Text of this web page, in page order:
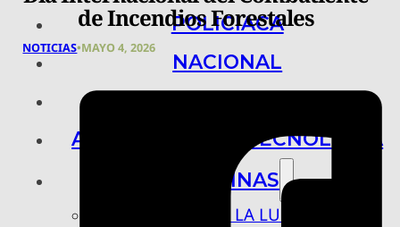
POLICIACA
NACIONAL
ARTE, CIENCIA Y TECNOLOGÍA
COLUMNAS
BAJO LA LUPA
de Incendios Forestales
NOTICIAS•MAYO 4, 2026